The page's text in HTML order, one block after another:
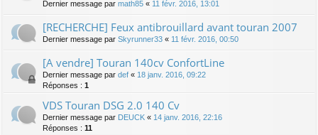
Dernier message par math85 « 11 févr. 2016, 13:01
[RECHERCHE] Feux antibrouillard avant touran 2007
Dernier message par Skyrunner33 « 11 févr. 2016, 00:50
[A vendre] Touran 140cv ConfortLine
Dernier message par def « 18 janv. 2016, 09:22
Réponses : 1
VDS Touran DSG 2.0 140 Cv
Dernier message par DEUCK « 14 janv. 2016, 22:16
Réponses : 11